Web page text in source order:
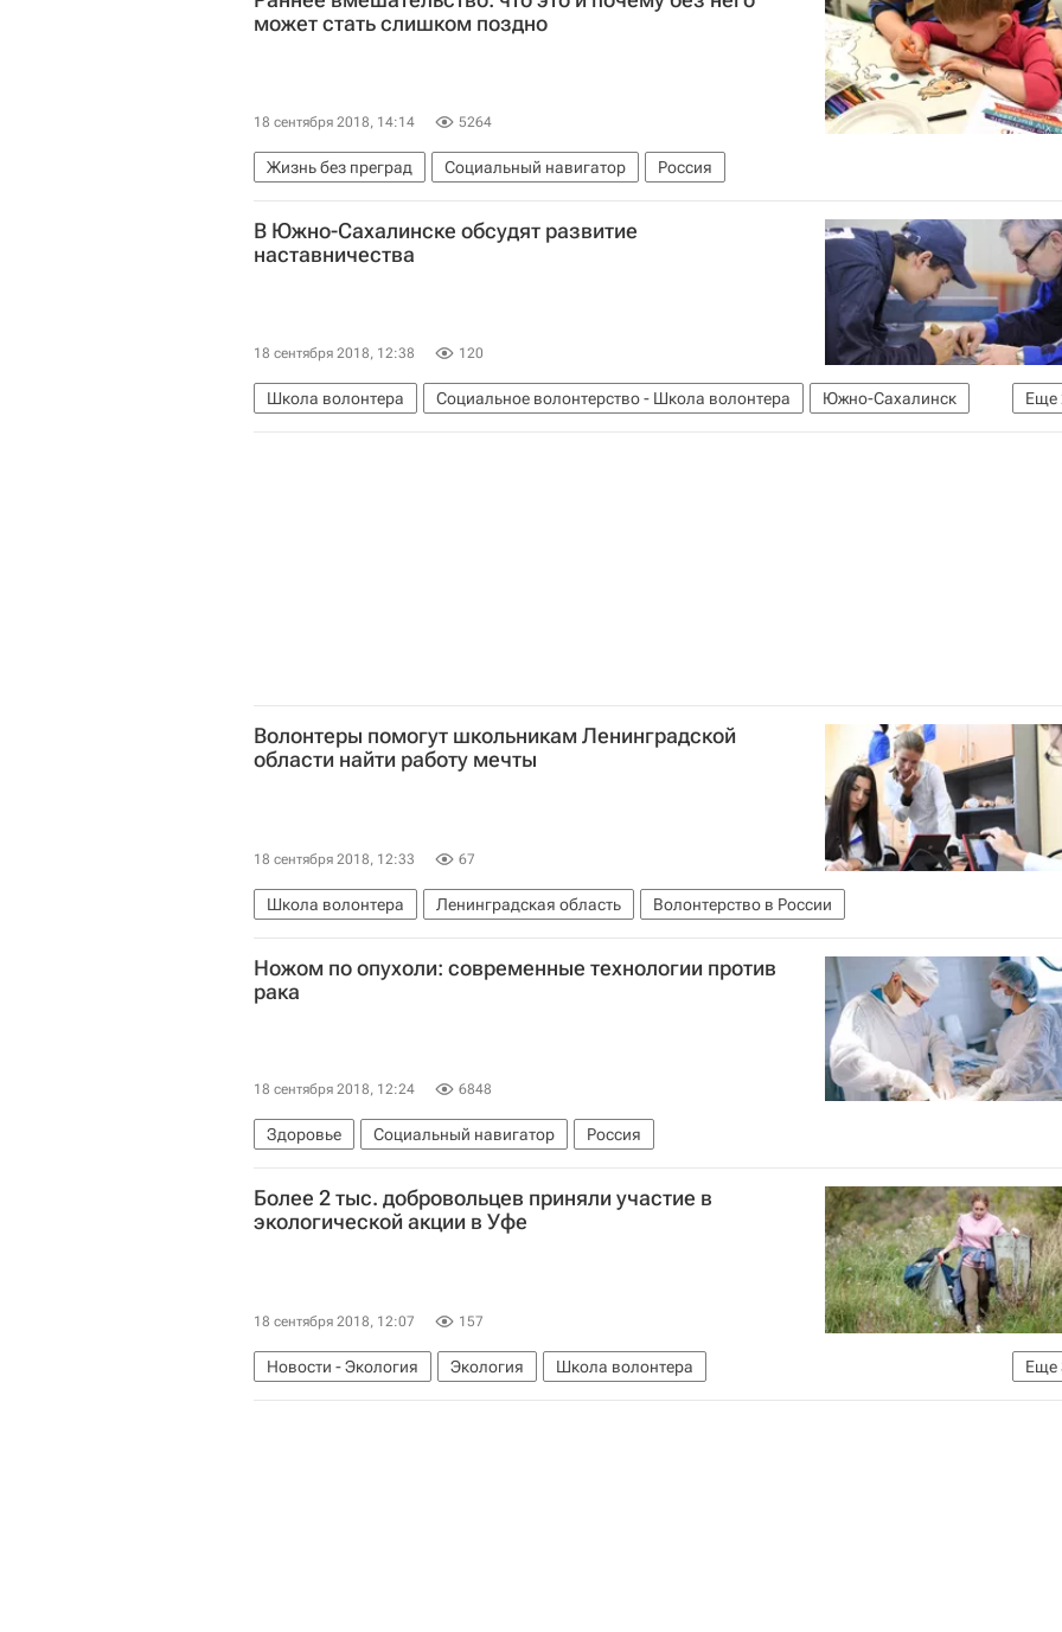
может стать слишком поздно
18 сентября 2018, 14:14 5264
Жизнь без преград Социальный навигатор Россия
В Южно-Сахалинске обсудят развитие
наставничества
18 сентября 2018, 12:38 120
Еще
Школа волонтера Социальное волонтерство - Школа волонтера
Южно-Сахалинск
Сообщество
Волонтерство в России
Волонтеры помогут школьникам Ленинградской
области найти работу мечты
18 сентября 2018, 12:33 67
Школа волонтера Ленинградская область Волонтерство в России
Ножом по опухоли: современные технологии против
рака
18 сентября 2018, 12:24 6848
Здоровье Социальный навигатор Россия
Более 2 тыс. добровольцев приняли участие в
экологической акции в Уфе
18 сентября 2018, 12:07 157
Еще
Новости - Экология Экология
Школа волонтера
Экологическое волонтерство - Школа волонтера
Уфа Волонтерство в России